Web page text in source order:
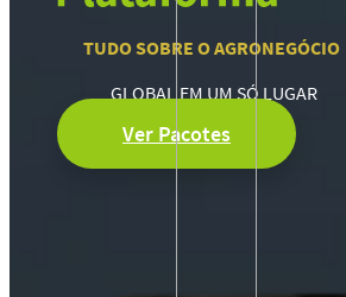
TUDO SOBRE O AGRONEGÓCIO
GLOBAL EM UM SÓ LUGAR
Ver Pacotes